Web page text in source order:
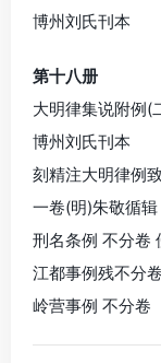
博州刘氏刊本
第十八册
大明律集说附例(
博州刘氏刊本
刻精注大明律例
一卷(明)朱敬循
刑名条例 不分卷
江都事例残不分
岭营事例 不分卷